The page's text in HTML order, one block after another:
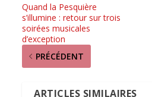
Quand la Pesquière
s’illumine : retour sur trois
soirées musicales
d’exception
PRÉCÉDENT
ARTICLES SIMILAIRES